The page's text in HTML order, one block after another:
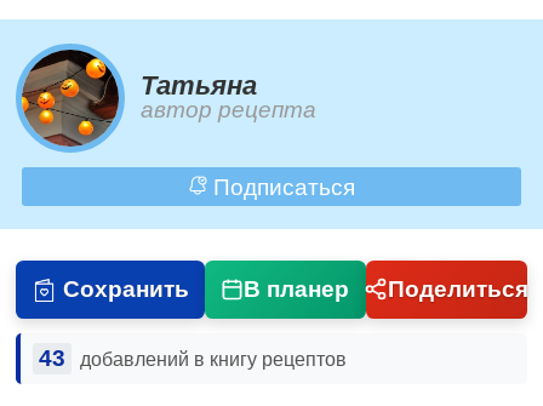
Татьяна
автор рецепта
Подписаться
Сохранить В планер Поделиться
43 добавлений в книгу рецептов